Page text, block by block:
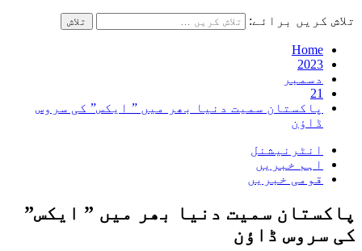
تلاش کریں برائے:
Home
2023
دسمبر
21
پاکستان سمیت دنیا بھر میں ” ایکس” کی سروس
ڈاؤن
انٹرنیشنل
اہم خبریں
قومی خبریں
پاکستان سمیت دنیا بھر میں ” ایکس”
کی سروس ڈاؤن